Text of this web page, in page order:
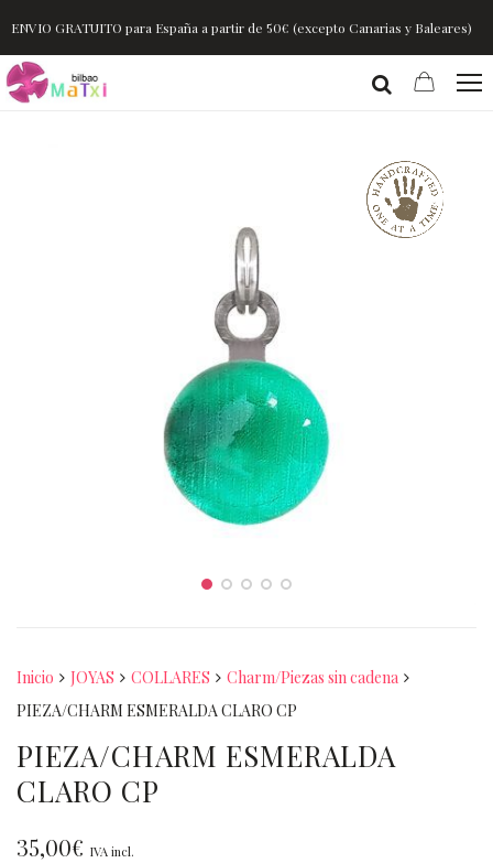
ENVIO GRATUITO para España a partir de 50€ (excepto Canarias y Baleares)
Inicio JOYAS COLLARES
Charm/Piezas sin cadena
PIEZA/CHARM ESMERALDA CLARO CP
PIEZA/CHARM ESMERALDA
CLARO CP
35,00€ IVA incl.